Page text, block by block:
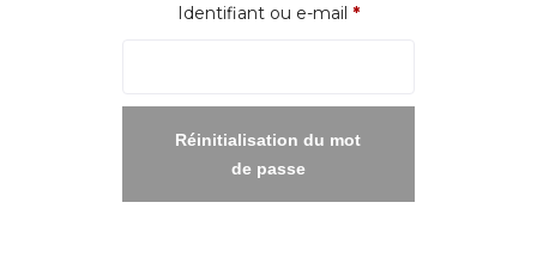
Identifiant ou e-mail *Obligatoire
Réinitialisation du mot
de passe